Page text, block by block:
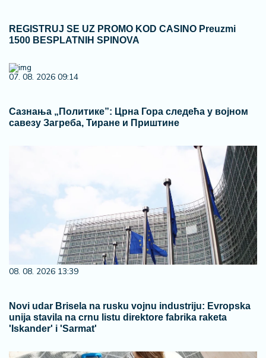
REGISTRUJ SE UZ PROMO KOD CASINO Preuzmi
1500 BESPLATNIH SPINOVA
07. 08. 2026 09:14
Сазнања „Политике”: Црна Гора следећа у војном
савезу Загреба, Тиране и Приштине
08. 08. 2026 13:39
Novi udar Brisela na rusku vojnu industriju: Evropska
unija stavila na crnu listu direktore fabrika raketa
'Iskander' i 'Sarmat'